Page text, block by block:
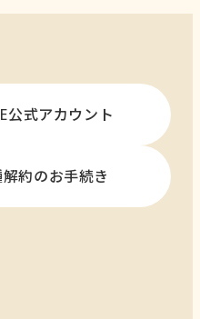
公式アカウント
約のお手続き